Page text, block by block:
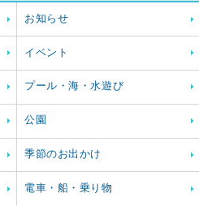
お知らせ
イベント
プール・海・水遊び
公園
季節のお出かけ
電車・船・乗り物